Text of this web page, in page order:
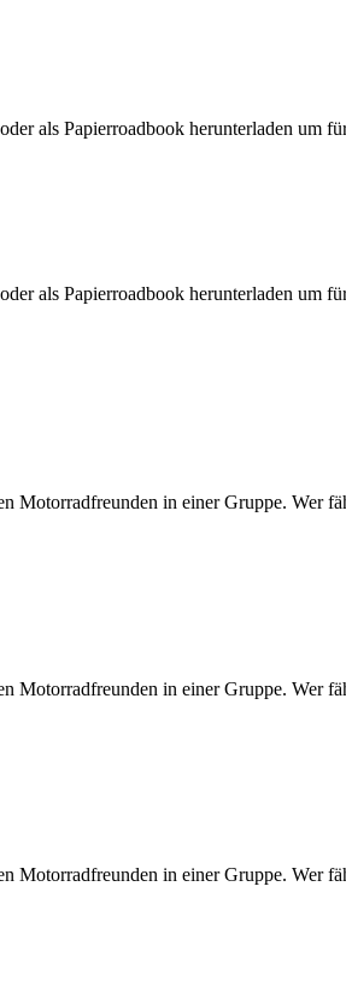
als Papierroadbook herunterladen um
als Papierroadbook herunterladen um
in einer Gruppe. Wer
in einer Gruppe. Wer
in einer Gruppe. Wer